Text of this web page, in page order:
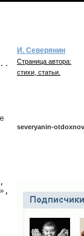
И. Северянин
Страница автора:
стихи, статьи.
severyanin-